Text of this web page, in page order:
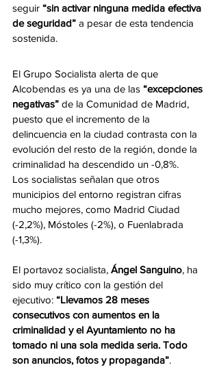
seguir “sin activar ninguna medida efectiva
de seguridad” a pesar de esta tendencia
sostenida.
El Grupo Socialista alerta de que
Alcobendas es ya una de las “excepciones
negativas” de la Comunidad de Madrid,
puesto que el incremento de la
delincuencia en la ciudad contrasta con la
evolución del resto de la región, donde la
criminalidad ha descendido un -0,8%.
Los socialistas señalan que otros
municipios del entorno registran cifras
mucho mejores, como Madrid Ciudad
(-2,2%), Móstoles (-2%), o Fuenlabrada
(-1,3%).
El portavoz socialista, Ángel Sanguino, ha
sido muy crítico con la gestión del
ejecutivo: “Llevamos 28 meses
consecutivos con aumentos en la
criminalidad y el Ayuntamiento no ha
tomado ni una sola medida seria. Todo
son anuncios, fotos y propaganda”.